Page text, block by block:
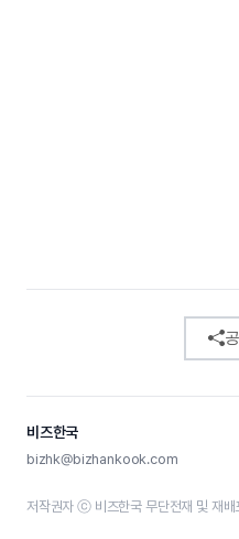
비즈한국
bizhk@bizhankook.com
저작권자 ⓒ 비즈한국 무단전재 및 재배